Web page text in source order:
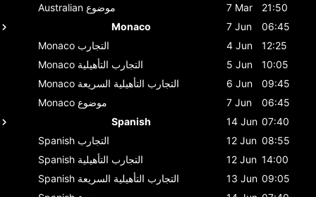
Australian موضوع 7 Mar
21:50
Monaco
7 Jun
06:45
Monaco التجارب 4 Jun
12:25
Monaco التجارب التأهيلية 5 Jun
10:05
Monaco التجارب التأهيلية السريعة 6 Jun
09:45
Monaco موضوع 7 Jun
06:45
Spanish
14 Jun 07:40
Spanish التجارب 12 Jun 08:55
Spanish التجارب التأهيلية 12 Jun 14:00
Spanish التجارب التأهيلية السريعة 13 Jun 09:05